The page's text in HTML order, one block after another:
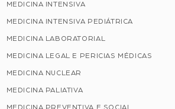
MEDICINA INTENSIVA
MEDICINA INTENSIVA PEDIÁTRICA
MEDICINA LABORATORIAL
MEDICINA LEGAL E PERICIAS MÉDICAS
MEDICINA NUCLEAR
MEDICINA PALIATIVA
MEDICINA PREVENTIVA E SOCIAL